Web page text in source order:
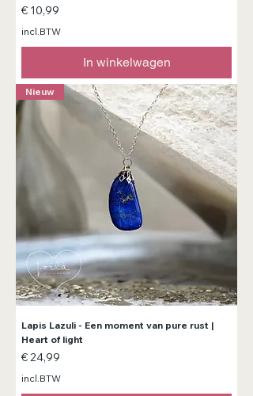
Prijs
€ 10,99
incl.BTW
In winkelwagen
Nieuw
Lapis Lazuli - Een moment van pure rust |
Heart of light
Prijs
€ 24,99
incl.BTW